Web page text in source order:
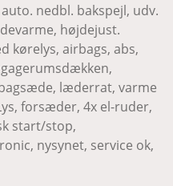
nedbl. bakspejl, udv.
højdejust.
kørelys, airbags, abs,
læderrat, varme
forsæder, 4x el-ruder,
start/stop,
nysynet, service ok,